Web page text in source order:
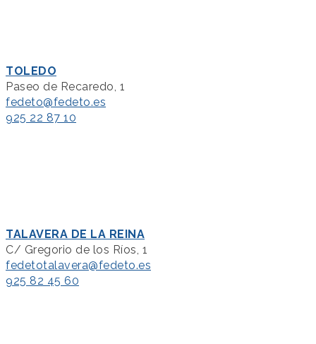
TOLEDO
Paseo de Recaredo, 1
fedeto@fedeto.es
925 22 87 10
TALAVERA DE LA REINA
C/ Gregorio de los Ríos, 1
fedetotalavera@fedeto.es
925 82 45 60